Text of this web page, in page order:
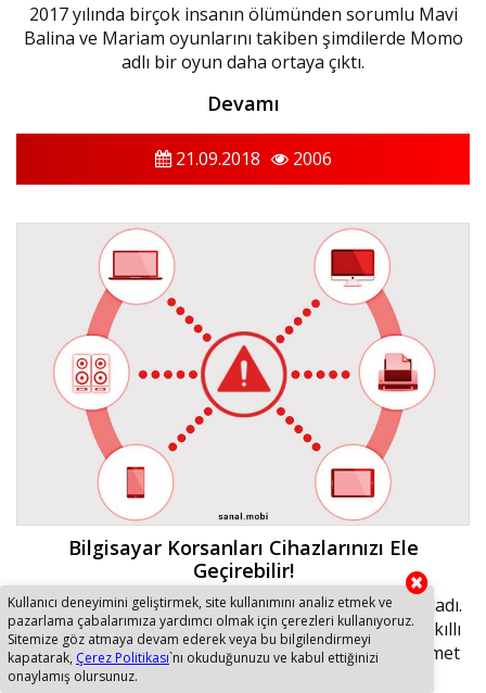
2017 yılında birçok insanın ölümünden sorumlu Mavi
Balina ve Mariam oyunlarını takiben şimdilerde Momo
adlı bir oyun daha ortaya çıktı.
Devamı
21.09.2018 2006
Bilgisayar Korsanları Cihazlarınızı Ele
Geçirebilir!
Teknolojinin ilerlemesiyle siber saldırı dönemi başladı.
Artık yazıcılar, video kaydediciler, web kameralar, akıllı
saatler ve hatta termostat gibi cihazlar dağıtık hizmet
engelleme (DDoS) saldırılarında köle olarak
Kullanıcı deneyimini geliştirmek, site kullanımını analiz etmek ve
pazarlama çabalarımıza yardımcı olmak için çerezleri kullanıyoruz.
Sitemize göz atmaya devam ederek veya bu bilgilendirmeyi
kapatarak, Çerez Politikası`nı okuduğunuzu ve kabul ettiğinizi
onaylamış olursunuz.